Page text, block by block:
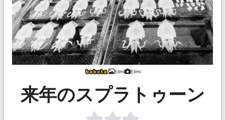
Elimi Elimi
来年のスプラトゥーン